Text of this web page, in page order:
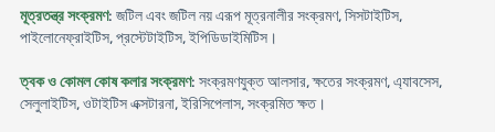
মূত্রতন্ত্র সংক্রমণ: জটিল এবং জটিল নয় এরূপ মূত্রনালীর সংক্রমণ, সিসটাইটিস,
পাইলোনেফ্রাইটিস, প্রস্টেটাইটিস, ইপিডিডাইমিটিস।
ত্বক ও কোমল কোষ কলার সংক্রমণ: সংক্রমণযুক্ত আলসার, ক্ষতের সংক্রমণ, এ্যাবসেস,
সেলুলাইটিস, ওটাইটিস এক্সটারনা, ইরিসিপেলাস, সংক্রমিত ক্ষত।